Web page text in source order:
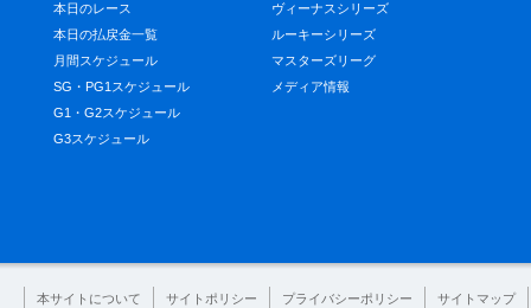
本日のレース
本日の払戻金一覧
月間スケジュール
SG・PG1スケジュール
G1・G2スケジュール
G3スケジュール
ヴィーナスシリーズ
ルーキーシリーズ
マスターズリーグ
メディア情報
本サイトについて サイトポリシー プライバシーポリシー サイトマップ